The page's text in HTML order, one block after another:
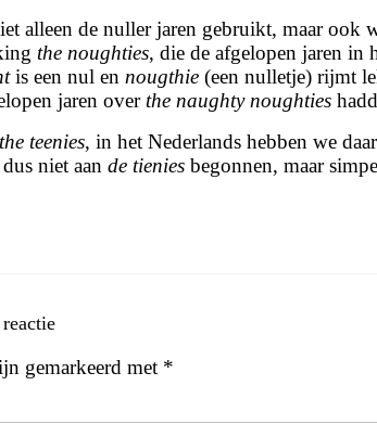
alleen de nuller jaren gebruikt, maar ook
the noughties, die de afgelopen jaren in
is een nul en nougthie (een nulletje) rijmt
jaren overthe naughty noughties
the teenies, in het Nederlands hebben we
niet aan de tienies begonnen, maar
gemarkeerd met *